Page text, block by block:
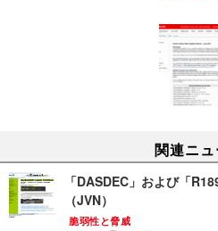
関連ニュ
「DASDEC」および「
（JVN）
脆弱性と脅威